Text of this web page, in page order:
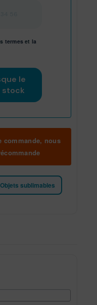
termeset la
commande, nous
Objets sublimables